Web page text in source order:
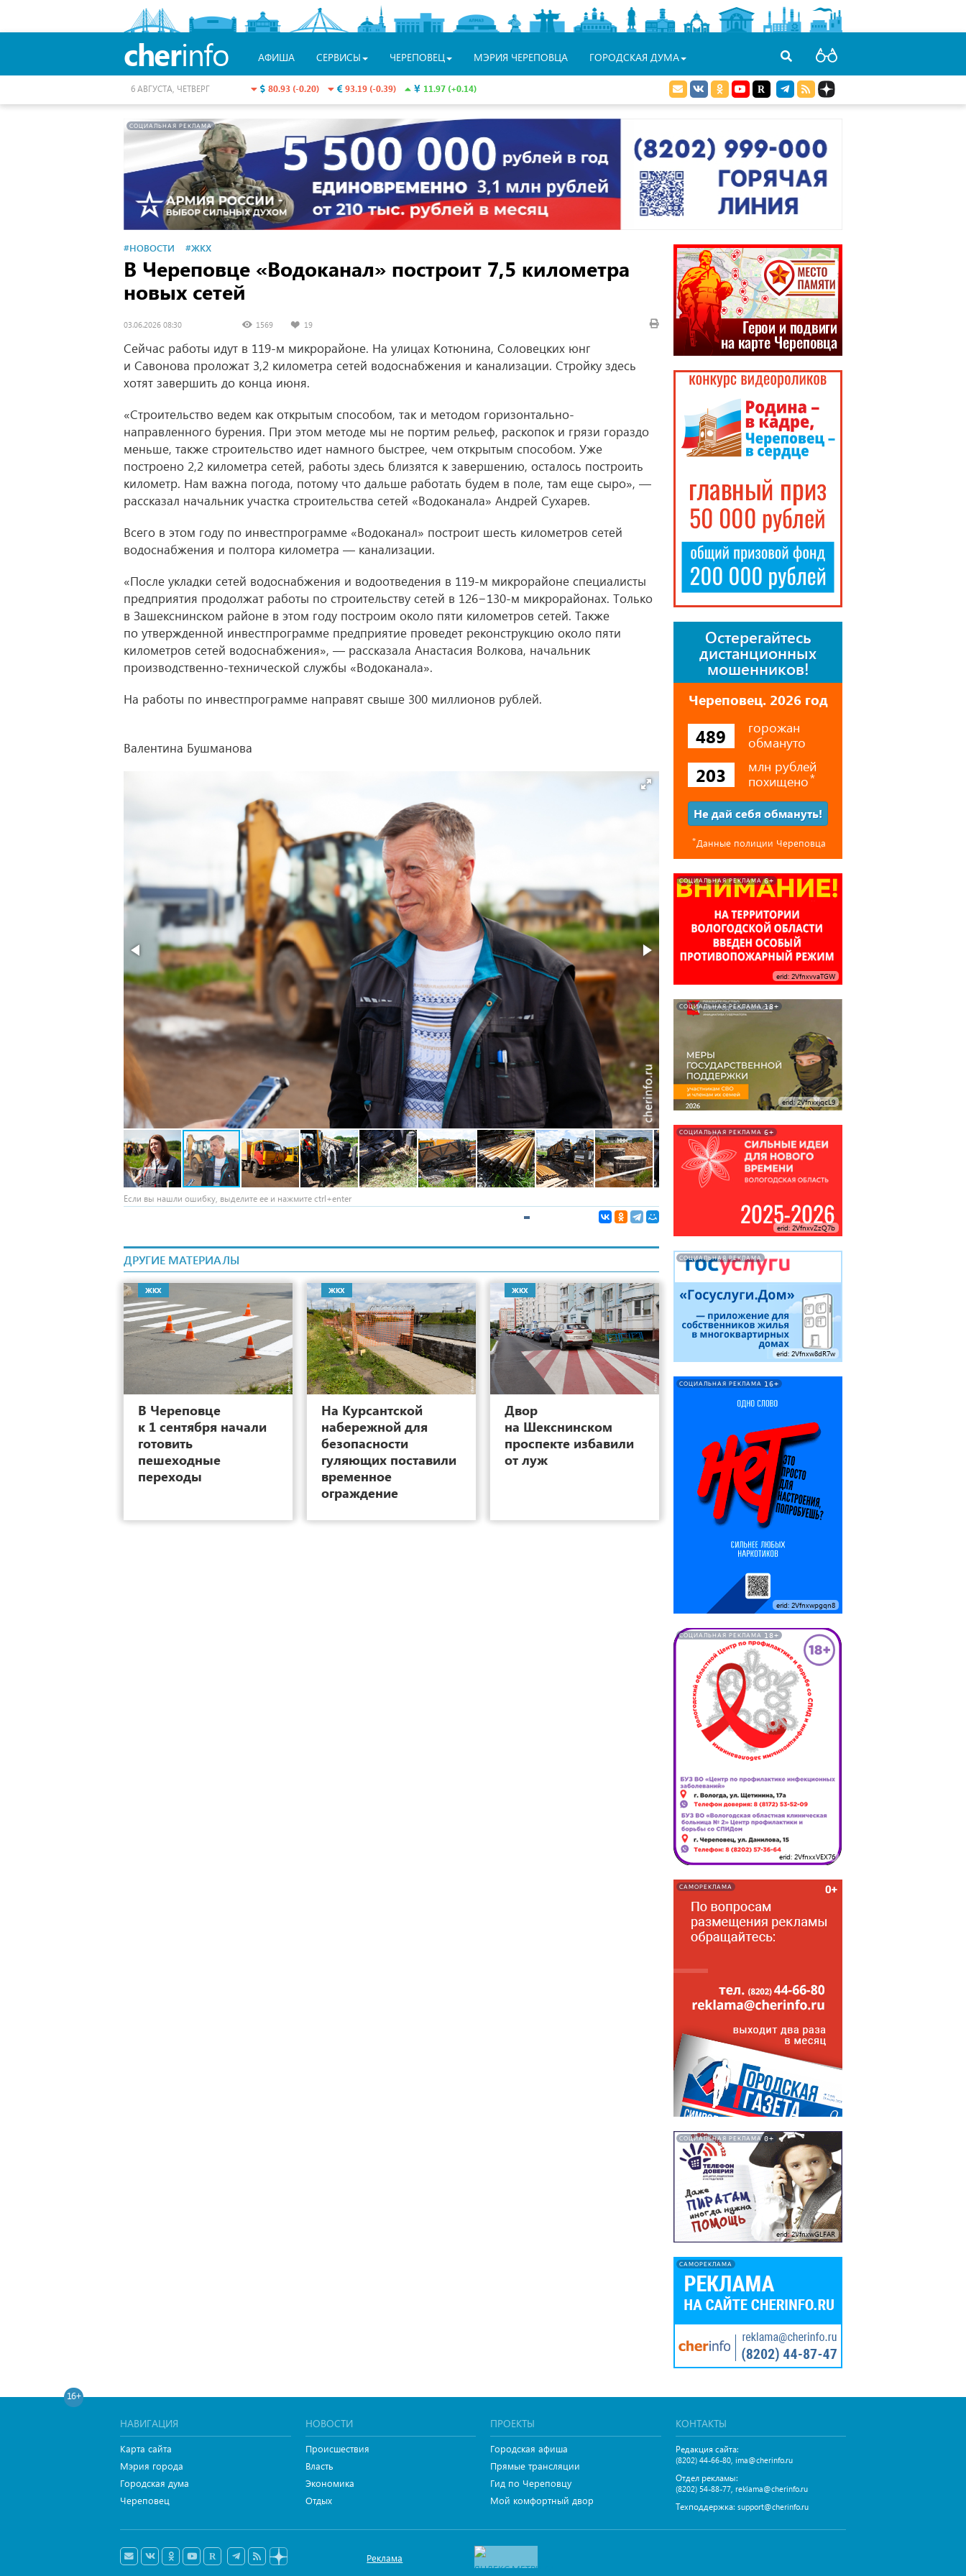
cherinfo АФИША СЕРВИСЫ ЧЕРЕПОВЕЦ МЭРИЯ ЧЕРЕПОВЦА ГОРОДСКАЯ ДУМА
80.93 (-0.20) 93.19 (-0.39) 11.97 (+0.14)
6 АВГУСТА, ЧЕТВЕРГ
СОЦИАЛЬНАЯ РЕКЛАМА
#НОВОСТИ #ЖКХ
В Череповце «Водоканал» построит 7,5 километра
новых сетей
03.06.2026 08:30 1569 19
Сейчас работы идут в 119-м микрорайоне. На улицах Котюнина, Соловецких юнг
и Савонова проложат 3,2 километра сетей водоснабжения и канализации. Стройку здесь
хотят завершить до конца июня.
«Строительство ведем как открытым способом, так и методом горизонтально-
направленного бурения. При этом методе мы не портим рельеф, раскопок и грязи гораздо
меньше, также строительство идет намного быстрее, чем открытым способом. Уже
построено 2,2 километра сетей, работы здесь близятся к завершению, осталось построить
километр. Нам важна погода, потому что дальше работать будем в поле, там еще сыро», —
рассказал начальник участка строительства сетей «Водоканала» Андрей Сухарев.
Всего в этом году по инвестпрограмме «Водоканал» построит шесть километров сетей
водоснабжения и полтора километра — канализации.
«После укладки сетей водоснабжения и водоотведения в 119-м микрорайоне специалисты
предприятия продолжат работы по строительству сетей в 126−130-м микрорайонах. Только
в Зашекснинском районе в этом году построим около пяти километров сетей. Также
по утвержденной инвестпрограмме предприятие проведет реконструкцию около пяти
километров сетей водоснабжения», — рассказала Анастасия Волкова, начальник
производственно-технической службы «Водоканала».
На работы по инвестпрограмме направят свыше 300 миллионов рублей.
Валентина Бушманова
Если вы нашли ошибку, выделите ее и нажмите ctrl+enter
ДРУГИЕ МАТЕРИАЛЫ
ЖКХ
12
В Череповце
к 1 сентября начали
готовить
пешеходные
переходы
ЖКХ
На Курсантской
набережной для
безопасности
гуляющих поставили
временное
ограждение
ЖКХ
Двор
на Шекснинском
проспекте избавили
от луж
Остерегайтесь
дистанционных
мошенников!
Череповец. 2026 год
489
горожан
обмануто
203
млн рублей
похищено⃰
Не дай себя обмануть!
⃰Данные полиции Череповца
СОЦИАЛЬНАЯ РЕКЛАМА 6+
erid: 2VfnxvvaTGW
СОЦИАЛЬНАЯ РЕКЛАМА 18+
erid: 2VfnxxjqcL9
СОЦИАЛЬНАЯ РЕКЛАМА 6+
erid: 2VfnxvZzQ7b
СОЦИАЛЬНАЯ РЕКЛАМА
erid: 2Vfnxw8dR7w
СОЦИАЛЬНАЯ РЕКЛАМА 16+
erid: 2Vfnxwpgqn8
СОЦИАЛЬНАЯ РЕКЛАМА 18+
erid: 2VfnxxVEX76
САМОРЕКЛАМА
СОЦИАЛЬНАЯ РЕКЛАМА 0+
erid: 2VfnxwGLFAR
САМОРЕКЛАМА
16+
НАВИГАЦИЯ
Карта сайта
Мэрия города
Городская дума
Череповец
НОВОСТИ
Происшествия
Власть
Экономика
Отдых
ПРОЕКТЫ
Городская афиша
Прямые трансляции
Гид по Череповцу
Мой комфортный двор
КОНТАКТЫ
Редакция сайта:
(8202) 44-66-80, ima@cherinfo.ru
Отдел рекламы:
(8202) 54-88-77, reklama@cherinfo.ru
Техподдержка: support@cherinfo.ru
Реклама